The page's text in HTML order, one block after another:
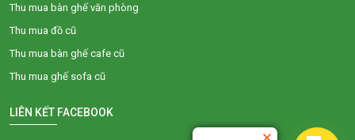
Thu mua bàn ghế văn phòng
Thu mua đồ cũ
Thu mua bàn ghế cafe cũ
Thu mua ghế sofa cũ
LIÊN KẾT FACEBOOK